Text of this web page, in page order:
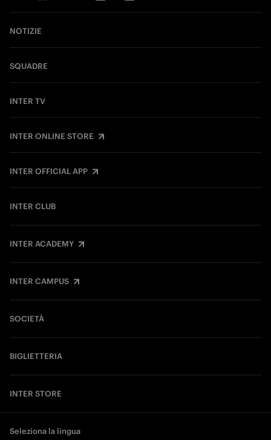
NOTIZIE
SQUADRE
INTER TV
INTER ONLINE STORE
INTER OFFICIAL APP
INTER CLUB
INTER ACADEMY
INTER CAMPUS
SOCIETÀ
BIGLIETTERIA
INTER STORE
Seleziona la lingua